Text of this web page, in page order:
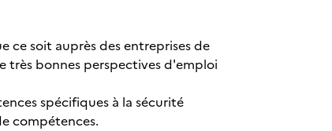
ce soit auprès des entreprises de
bonnes perspectives d'emploi
spécifiques à la sécurité
compétences.